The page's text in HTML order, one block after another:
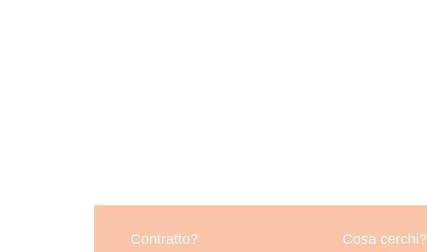
Contratto? Cosa cerchi?